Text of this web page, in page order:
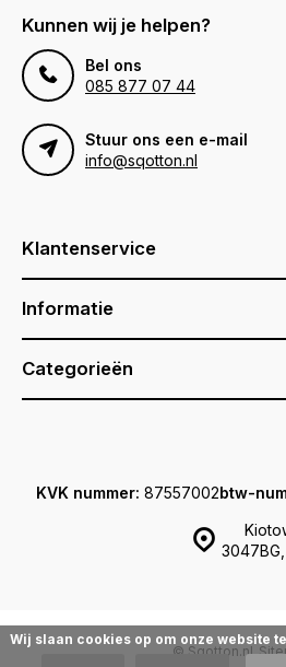
Kunnen wij je helpen?
Bel ons
085 877 07 44
Stuur ons een e-mail
info@sqotton.nl
Klantenservice
Informatie
Categorieën
KVK nummer: 87557002btw-
© Sqotton.nl
Wij slaan cookies op om onze website